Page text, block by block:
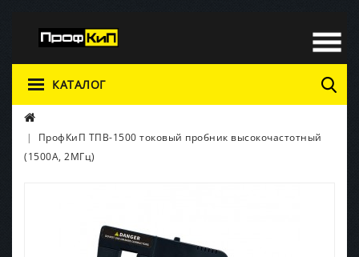
КАТАЛОГ
ПрофКиП ТПВ-1500 токовый пробник высокочастотный
(1500А, 2МГц)